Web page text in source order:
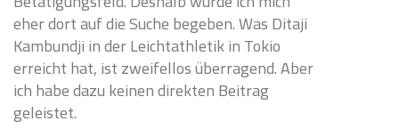
eher dort auf die Suche begeben. Was Ditaji
Kambundji in der Leichtathletik in Tokio
erreicht hat, ist zweifellos überragend. Aber
ich habe dazu keinen direkten Beitrag
geleistet.